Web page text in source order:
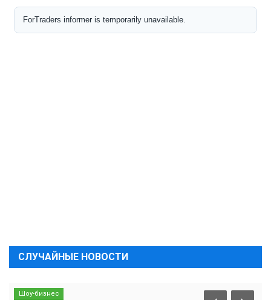
СЛУЧАЙНЫЕ НОВОСТИ
Шоу-бизнес